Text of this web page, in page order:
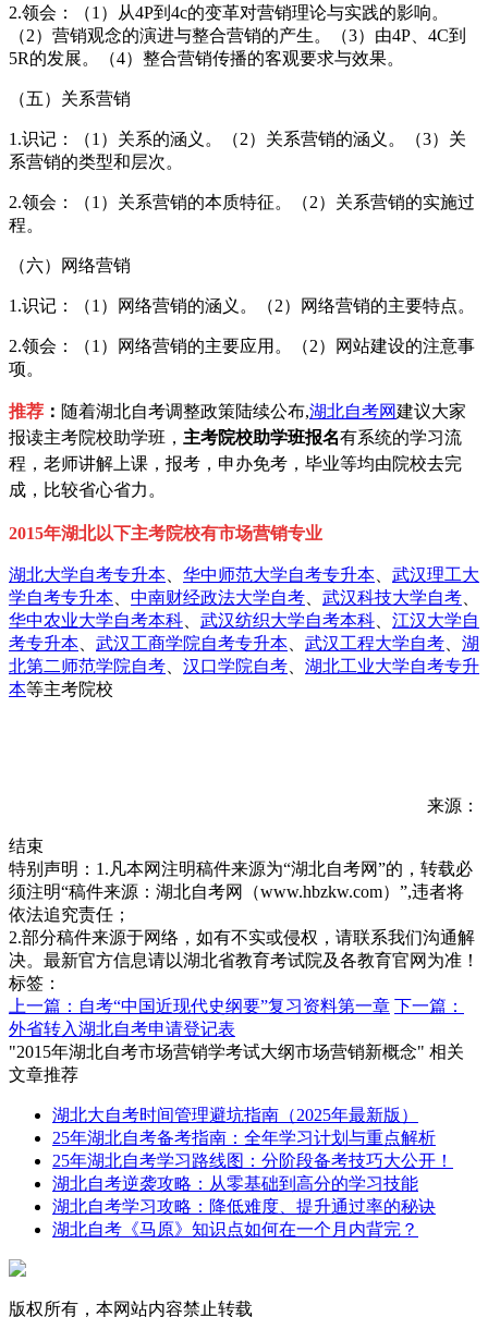
2.领会：（1）从4P到4c的变革对营销理论与实践的影响。
（2）营销观念的演进与整合营销的产生。（3）由4P、4C到
5R的发展。（4）整合营销传播的客观要求与效果。
（五）关系营销
1.识记：（1）关系的涵义。（2）关系营销的涵义。（3）关
系营销的类型和层次。
2.领会：（1）关系营销的本质特征。（2）关系营销的实施过
程。
（六）网络营销
1.识记：（1）网络营销的涵义。（2）网络营销的主要特点。
2.领会：（1）网络营销的主要应用。（2）网站建设的注意事
项。
推荐 ： 随着湖北自考调整政策陆续公布,湖北自考网建议大家
报读主考院校助学班， 主考院校助学班报名有系统的学习流
程，老师讲解上课，报考，申办免考，毕业等均由院校去完
成，比较省心省力。
2015年湖北以下主考院校有市场营销专业
湖北大学自考专升本 华中师范大学自考专升本
武汉理工大
学自考专升本
中南财经政法大学自考 武汉科技大学自考
华中农业大学自考本科
武汉纺织大学自考本科
江汉大学自
考专升本
武汉工商学院自考专升本 武汉工程大学自考
湖
北第二师范学院自考
汉口学院自考
湖北工业大学自考专升
本等主考院校
来源：
结束
特别声明：1.凡本网注明稿件来源为“湖北自考网”的，转载必
须注明“稿件来源：湖北自考网（www.hbzkw.com）”,违者将
依法追究责任；
2.部分稿件来源于网络，如有不实或侵权，请联系我们沟通解
决。最新官方信息请以湖北省教育考试院及各教育官网为准！
标签：
上一篇：自考“中国近现代史纲要”复习资料第一章 下一篇：
外省转入湖北自考申请登记表
"2015年湖北自考市场营销学考试大纲市场营销新概念" 相关
文章推荐
湖北大自考时间管理避坑指南（2025年最新版）
25年湖北自考备考指南：全年学习计划与重点解析
25年湖北自考学习路线图：分阶段备考技巧大公开！
湖北自考逆袭攻略：从零基础到高分的学习技能
湖北自考学习攻略：降低难度、提升通过率的秘诀
湖北自考《马原》知识点如何在一个月内背完？
版权所有，本网站内容禁止转载